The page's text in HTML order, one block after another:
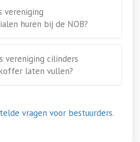
vereniging
huren bij de NOB?
vereniging cilinders
laten vullen?
vragen voor bestuurders.